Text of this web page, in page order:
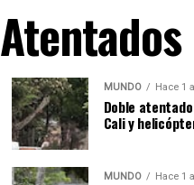
Atentados
MUNDO Hace 1
Doble
Cali y
MUNDO Hace 1